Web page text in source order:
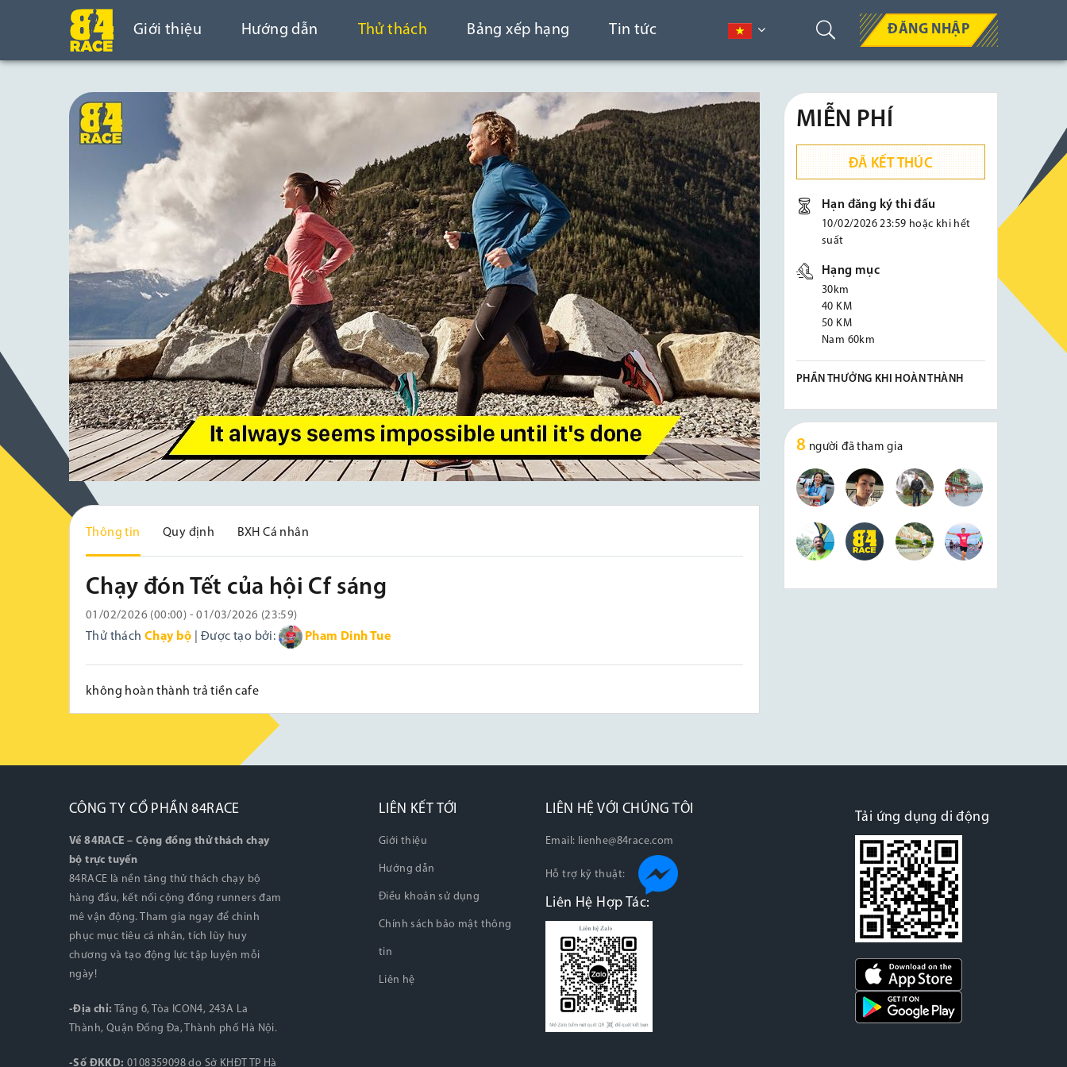
Giới thiệu Hướng dẫn Thử thách Bảng xếp hạng Tin tức ĐĂNG NHẬP
Thông tin Quy định BXH Cá nhân
Chạy đón Tết của hội Cf sáng
01/02/2026 (00:00) - 01/03/2026 (23:59)
Thử thách Chạy bộ | Được tạo bởi: Pham Dinh Tue
không hoàn thành trả tiền cafe
MIỄN PHÍ
ĐÃ KẾT THÚC
Hạn đăng ký thi đấu
10/02/2026 23:59 hoặc khi hết
suất
Hạng mục
30km
40 KM
50 KM
Nam 60km
PHẦN THƯỞNG KHI HOÀN THÀNH
8 người đã tham gia
CÔNG TY CỔ PHẦN 84RACE
Về 84RACE – Cộng đồng thử thách chạy
bộ trực tuyến
84RACE là nền tảng thử thách chạy bộ
hàng đầu, kết nối cộng đồng runners đam
mê vận động. Tham gia ngay để chinh
phục mục tiêu cá nhân, tích lũy huy
chương và tạo động lực tập luyện mỗi
ngày!
-Địa chỉ: Tầng 6, Tòa ICON4, 243A La
Thành, Quận Đống Đa, Thành phố Hà Nội.
-Số ĐKKD: 0108359098 do Sở KHĐT TP Hà
LIÊN KẾT TỚI
Giới thiệu
Hướng dẫn
Điều khoản sử dụng
Chính sách bảo mật thông
tin
Liên hệ
LIÊN HỆ VỚI CHÚNG TÔI
Email: lienhe@84race.com
Hỗ trợ kỹ thuật:
Liên Hệ Hợp Tác:
Tải ứng dụng di động